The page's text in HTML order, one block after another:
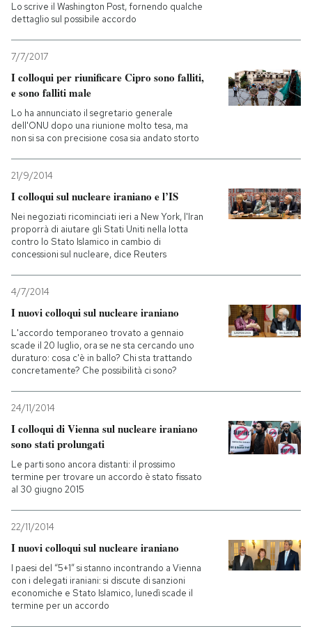
Lo scrive il Washington Post, fornendo qualche
dettaglio sul possibile accordo
7/7/2017
I colloqui per riunificare Cipro sono falliti,
e sono falliti male
Lo ha annunciato il segretario generale
dell'ONU dopo una riunione molto tesa, ma
non si sa con precisione cosa sia andato storto
21/9/2014
I colloqui sul nucleare iraniano e l’IS
Nei negoziati ricominciati ieri a New York, l'Iran
proporrà di aiutare gli Stati Uniti nella lotta
contro lo Stato Islamico in cambio di
concessioni sul nucleare, dice Reuters
4/7/2014
I nuovi colloqui sul nucleare iraniano
L'accordo temporaneo trovato a gennaio
scade il 20 luglio, ora se ne sta cercando uno
duraturo: cosa c'è in ballo? Chi sta trattando
concretamente? Che possibilità ci sono?
24/11/2014
I colloqui di Vienna sul nucleare iraniano
sono stati prolungati
Le parti sono ancora distanti: il prossimo
termine per trovare un accordo è stato fissato
al 30 giugno 2015
22/11/2014
I nuovi colloqui sul nucleare iraniano
I paesi del “5+1″ si stanno incontrando a Vienna
con i delegati iraniani: si discute di sanzioni
economiche e Stato Islamico, lunedì scade il
termine per un accordo